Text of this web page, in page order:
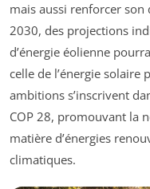
mais aussi renforcer son
2030, des projections
d’énergie éolienne
celle de l’énergie solaire
ambitions s’inscrivent
COP 28, promouvant la
matière d’énergies
climatiques.